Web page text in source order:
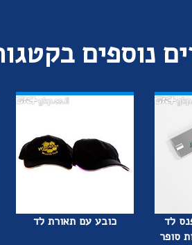
נוספים
לד
סופר
כובע עם תאורת לד